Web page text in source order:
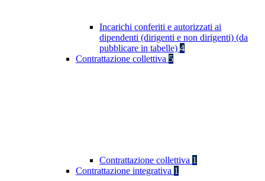
Incarichi conferiti e autorizzati ai
dipendenti (dirigenti e non dirigenti) (da
pubblicare in tabelle) 4
Contrattazione collettiva 5
Contrattazione collettiva 1
Contrattazione integrativa 1